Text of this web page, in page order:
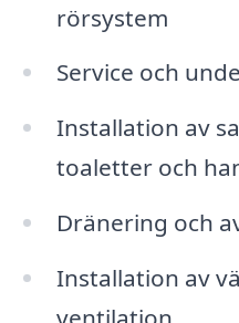
rörsystem
Service och
Installation av
toaletter och
Dränering och
Installation av